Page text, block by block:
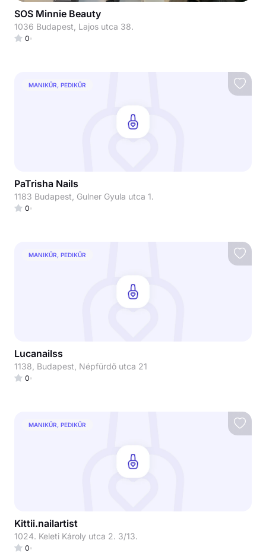
SOS Minnie Beauty
1036 Budapest, Lajos utca 38.
0
MANIKŰR, PEDIKŰR
PaTrisha Nails
1183 Budapest, Gulner Gyula utca 1.
0
MANIKŰR, PEDIKŰR
Lucanailss
1138, Budapest, Népfürdő utca 21
0
MANIKŰR, PEDIKŰR
Kittii.nailartist
1024. Keleti Károly utca 2. 3/13.
0